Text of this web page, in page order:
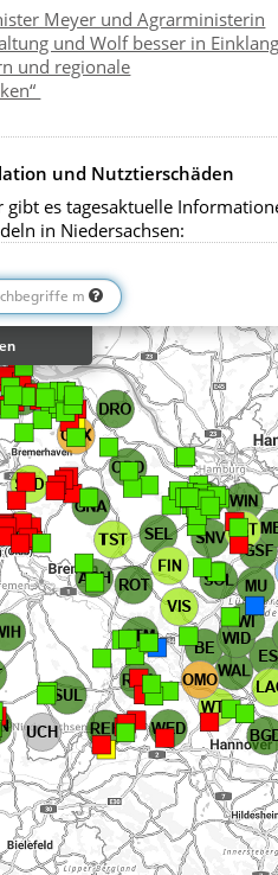
Meyer und Agrarministerin
und Wolf besser in
und regionale
und Nutztierschäden
es tagesaktuelle
in Niedersachsen: